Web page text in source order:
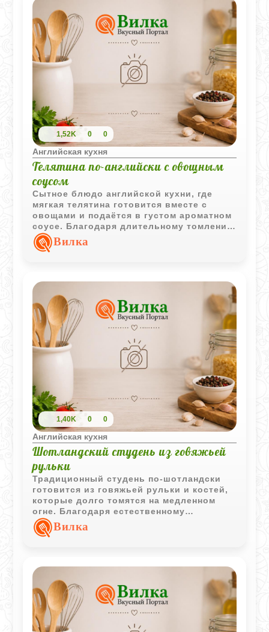
1,52K 0 0
Английская кухня
Телятина по-английски с овощным
соусом
Сытное блюдо английской кухни, где
мягкая телятина готовится вместе с
овощами и подаётся в густом ароматном
соусе. Благодаря длительному томлению
мясо становится особенно сочным и
хорошо сочетается с картофелем.
Вилка
1,40K 0 0
Английская кухня
Шотландский студень из говяжьей
рульки
Традиционный студень по-шотландски
готовится из говяжьей рульки и костей,
которые долго томятся на медленном
огне. Благодаря естественному
желирующему веществу из костей
получается насыщенный бульон,
Вилка